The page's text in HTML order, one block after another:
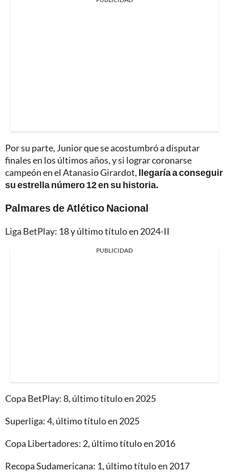
Por su parte, Junior que se acostumbró a disputar
finales en los últimos años, y si lograr coronarse
campeón en el Atanasio Girardot, llegaría a conseguir
su estrella número 12 en su historia.
Palmares de Atlético Nacional
Liga BetPlay: 18 y último título en 2024-II
PUBLICIDAD
Copa BetPlay: 8, último título en 2025
Superliga: 4, último título en 2025
Copa Libertadores: 2, último título en 2016
Recopa Sudamericana: 1, último título en 2017